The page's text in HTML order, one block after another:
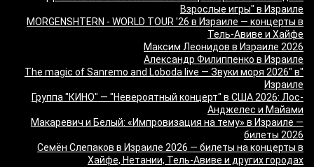
Взрослые игры" в Израиле
MORGENSHTERN - WORLD TOUR '26 в Израиле — концерты в
Тель-Авиве и Хайфе
Максим Леонидов в Израиле 2026
Александр Филиппенко в Израиле
"The magic of Sanremo and Loboda live — Звуки моря 2026" в
Израиле
Группа "КИНО" — "Невероятный концерт" в США 2026: Лос-
Анджелес и Майами
Макаревич и Белый: «Импровизация на тему» в Израиле —
билеты 2026
Семён Слепаков в Израиле 2026 — билеты на концерты в
Хайфе, Нетании, Тель-Авиве и других городах